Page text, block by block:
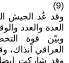
(9)
وقد عُد الجيش
العدة والعدد
وبيّن قوة
العراقي آنذاك،